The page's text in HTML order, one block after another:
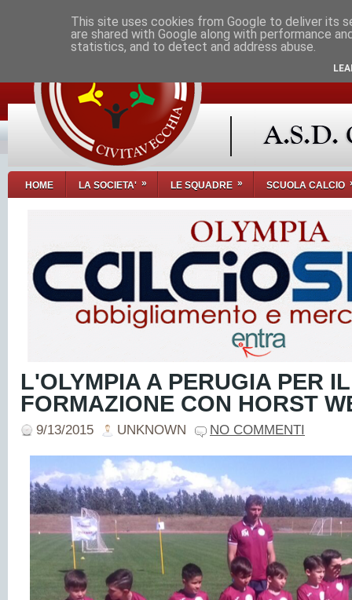
HOME LA SOCIETA' » LE SQUADRE » SCUOLA CALCIO
L'OLYMPIA A PERUGIA PER
FORMAZIONE CON HORST
9/13/2015 UNKNOWN NO COMMENTI
This site uses cookies from Google to deliver its
are shared with Google along with performance
statistics, and to detect and address abuse.